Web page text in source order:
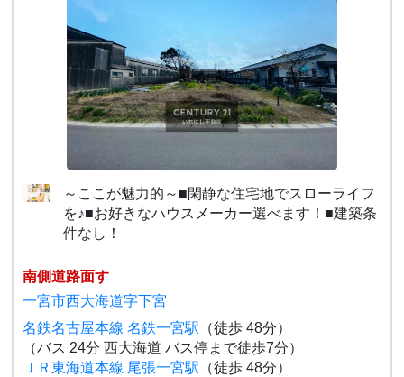
～ここが魅力的～■閑静な住宅地でスローライフ
を♪■お好きなハウスメーカー選べます！■建築条
件なし！
南側道路面す
一宮市西大海道字下宮
名鉄名古屋本線 名鉄一宮駅 （徒歩 48分）
（バス 24分 西大海道 バス停まで徒歩7分）
ＪＲ東海道本線 尾張一宮駅 （徒歩 48分）